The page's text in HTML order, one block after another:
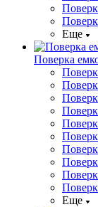
Еще
Поверка
Еще